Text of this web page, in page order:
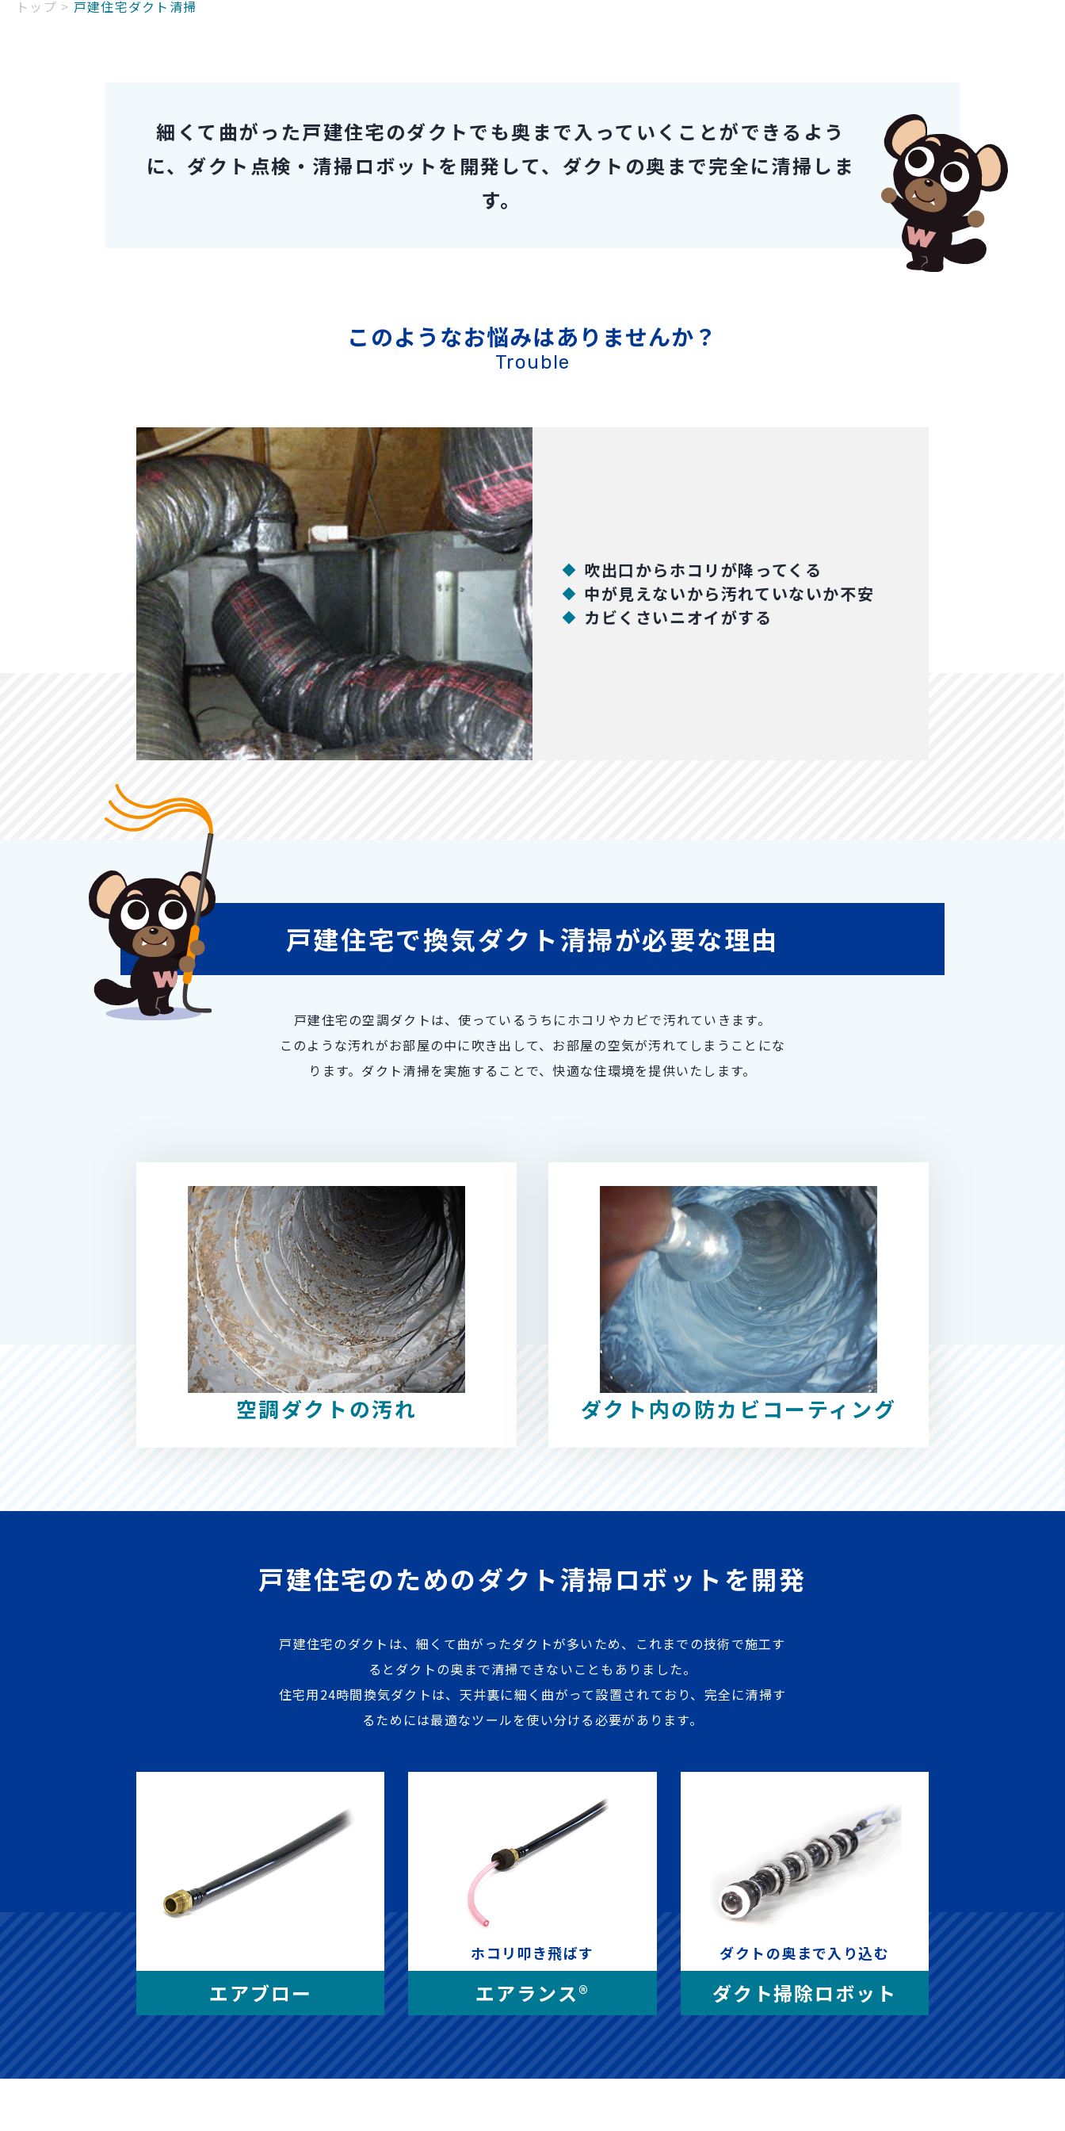
トップ > 戸建住宅ダクト清掃
細くて曲がった戸建住宅のダクトでも奥まで入っていくことができるよう
に、ダクト点検・清掃ロボットを開発して、ダクトの奥まで完全に清掃しま
す。
このようなお悩みはありませんか？
Trouble
吹出口からホコリが降ってくる
中が見えないから汚れていないか不安
カビくさいニオイがする
戸建住宅で換気ダクト清掃が必要な理由
戸建住宅の空調ダクトは、使っているうちにホコリやカビで汚れていきます。
このような汚れがお部屋の中に吹き出して、お部屋の空気が汚れてしまうことにな
ります。ダクト清掃を実施することで、快適な住環境を提供いたします。
空調ダクトの汚れ ダクト内の防カビコーティング
戸建住宅のためのダクト清掃ロボットを開発
戸建住宅のダクトは、細くて曲がったダクトが多いため、これまでの技術で施工す
るとダクトの奥まで清掃できないこともありました。
住宅用24時間換気ダクトは、天井裏に細く曲がって設置されており、完全に清掃す
るためには最適なツールを使い分ける必要があります。
エアブロー
ホコリ叩き飛ばす
エアランス®
ダクトの奥まで入り込む
ダクト掃除ロボット